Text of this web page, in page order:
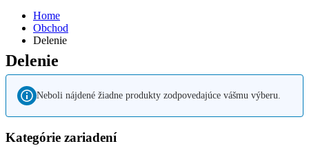
Home
Obchod
Delenie
Delenie
Neboli nájdené žiadne produkty zodpovedajúce vášmu výberu.
Kategórie zariadení